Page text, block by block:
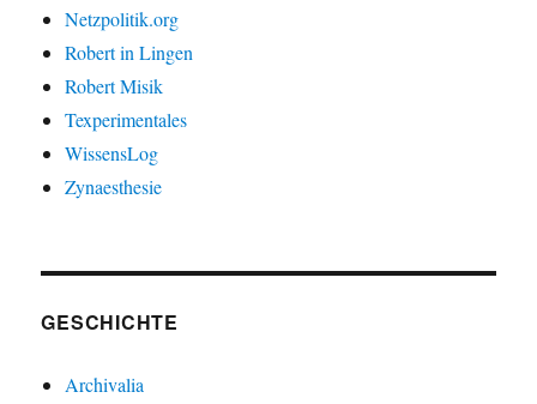
Netzpolitik.org
Robert in Lingen
Robert Misik
Texperimentales
WissensLog
Zynaesthesie
GESCHICHTE
Archivalia